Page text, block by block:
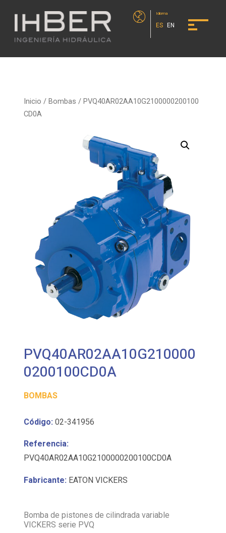
Idioma
ES EN
Inicio /Bombas / PVQ40AR02AA10G2100000200100
CD0A
PVQ40AR02AA10G210000
0200100CD0A
BOMBAS
Código: 02-341956
Referencia:
PVQ40AR02AA10G2100000200100CD0A
Fabricante: EATON VICKERS
Bomba de pistones de cilindrada variable
VICKERS serie PVQ